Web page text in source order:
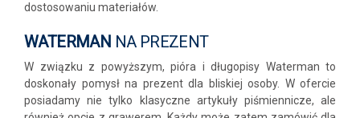
dostosowaniu materiałów.
WATERMAN NA PREZENT
W związku z powyższym, pióra i długopisy Waterman to
doskonały pomysł na prezent dla bliskiej osoby. W ofercie
posiadamy nie tylko klasyczne artykuły piśmiennicze, ale